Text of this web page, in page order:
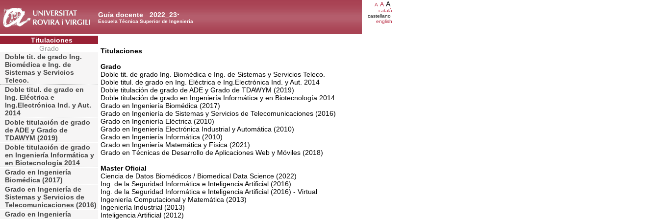
2022_23
Guía docente
Escuela Técnica Superior de Ingeniería
A A A
català
castellano
english
Titulaciones
Grado
Doble tit. de grado Ing.
Biomédica e Ing. de
Sistemas y Servicios
Teleco.
Doble titul. de grado en
Ing. Eléctrica e
Ing.Electrónica Ind. y Aut.
2014
Doble titulación de grado
de ADE y Grado de
TDAWYM (2019)
Doble titulación de grado
en Ingeniería Informática y
en Biotecnología 2014
Grado en Ingeniería
Biomédica (2017)
Grado en Ingeniería de
Sistemas y Servicios de
Telecomunicaciones (2016)
Grado en Ingeniería
Titulaciones
Grado
Doble tit. de grado Ing. Biomédica e Ing. de Sistemas y Servicios Teleco.
Doble titul. de grado en Ing. Eléctrica e Ing.Electrónica Ind. y Aut. 2014
Doble titulación de grado de ADE y Grado de TDAWYM (2019)
Doble titulación de grado en Ingeniería Informática y en Biotecnología 2014
Grado en Ingeniería Biomédica (2017)
Grado en Ingeniería de Sistemas y Servicios de Telecomunicaciones (2016)
Grado en Ingeniería Eléctrica (2010)
Grado en Ingeniería Electrónica Industrial y Automática (2010)
Grado en Ingeniería Informática (2010)
Grado en Ingeniería Matemática y Física (2021)
Grado en Técnicas de Desarrollo de Aplicaciones Web y Móviles (2018)
Master Oficial
Ciencia de Datos Biomédicos / Biomedical Data Science (2022)
Ing. de la Seguridad Informática e Inteligencia Artificial (2016)
Ing. de la Seguridad Informática e Inteligencia Artificial (2016) - Virtual
Ingeniería Computacional y Matemática (2013)
Ingeniería Industrial (2013)
Inteligencia Artificial (2012)